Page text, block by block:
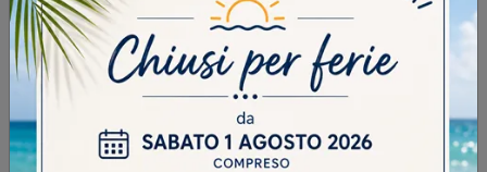
Acconsento all'informativa sulla Privacy Policy
DOMANDA DI SICUREZZA
Scrivere la parola "Fragole" al singolare